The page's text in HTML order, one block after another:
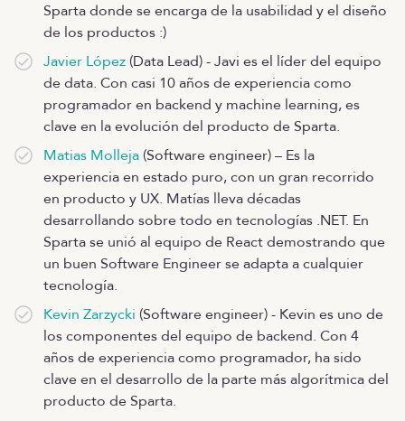
Sparta donde se encarga de la usabilidad y el diseño
de los productos :)
Javier López (Data Lead) - Javi es el líder del equipo
de data. Con casi 10 años de experiencia como
programador en backend y machine learning, es
clave en la evolución del producto de Sparta.
Matias Molleja (Software engineer) – Es la
experiencia en estado puro, con un gran recorrido
en producto y UX. Matías lleva décadas
desarrollando sobre todo en tecnologías .NET. En
Sparta se unió al equipo de React demostrando que
un buen Software Engineer se adapta a cualquier
tecnología.
Kevin Zarzycki (Software engineer) - Kevin es uno de
los componentes del equipo de backend. Con 4
años de experiencia como programador, ha sido
clave en el desarrollo de la parte más algorítmica del
producto de Sparta.